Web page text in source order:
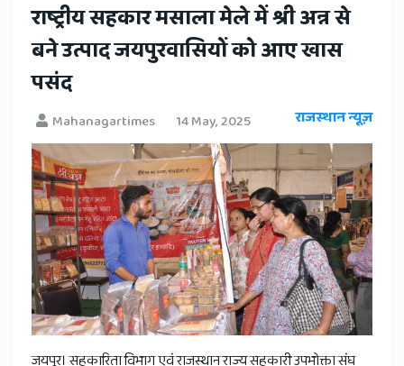
​राष्ट्रीय सहकार मसाला मेले में श्री अन्न से
बने उत्पाद जयपुरवासियों को आए खास
पसंद
Mahanagartimes 14 May, 2025 राजस्थान न्यूज़
जयपुर। सहकारिता विभाग एवं राजस्थान राज्य सहकारी उपभोक्ता संघ